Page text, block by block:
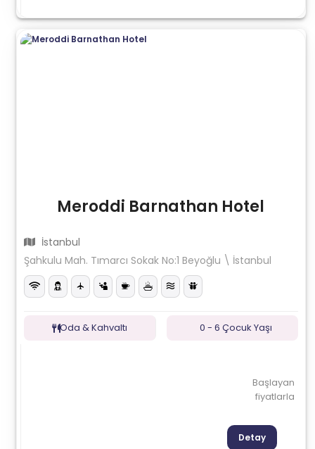
Meroddi Barnathan Hotel
İstanbul
Şahkulu Mah. Tımarcı Sokak No:1 Beyoğlu \ İstanbul
Oda & Kahvaltı 0 - 6 Çocuk Yaşı
Başlayan
fiyatlarla
Detay